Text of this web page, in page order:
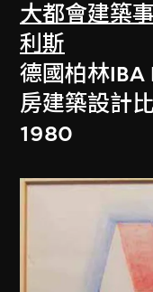
大都會建築
利斯
德國柏林
房建築設計
1980